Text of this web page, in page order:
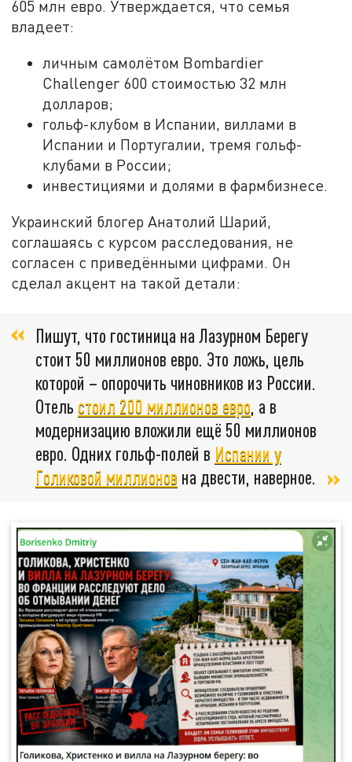
605 млн евро. Утверждается, что семья
владеет:
личным самолётом Bombardier
Challenger 600 стоимостью 32 млн
долларов;
гольф-клубом в Испании, виллами в
Испании и Португалии, тремя гольф-
клубами в России;
инвестициями и долями в фармбизнесе.
Украинский блогер Анатолий Шарий,
соглашаясь с курсом расследования, не
согласен с приведёнными цифрами. Он
сделал акцент на такой детали:
Пишут, что гостиница на Лазурном Берегу
стоит 50 миллионов евро. Это ложь, цель
которой – опорочить чиновников из России.
Отель стоил 200 миллионов евро, а в
модернизацию вложили ещё 50 миллионов
евро. Одних гольф-полей в Испании у
Голиковой миллионов на двести, наверное.